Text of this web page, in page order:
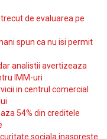
de evaluarea pe
spun ca nu isi permit
analistii avertizeaza
IMM-uri
in centrul comercial
54% din creditele
sociala inaspreste